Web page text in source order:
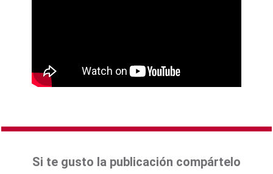
Si te gusto la publicación compártelo